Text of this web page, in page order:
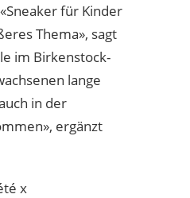
für Kinder
Thema», sagt
im Birkenstock-
lange
in der
ergänzt
x